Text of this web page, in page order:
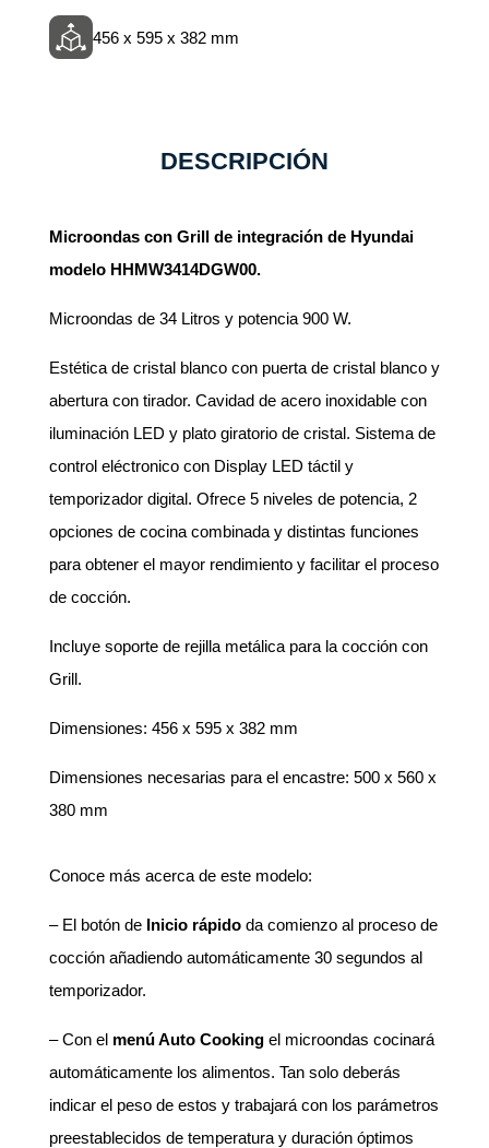
456 x 595 x 382 mm
DESCRIPCIÓN
Microondas con Grill de integración de Hyundai
modelo HHMW3414DGW00.
Microondas de 34 Litros y potencia 900 W.
Estética de cristal blanco con puerta de cristal blanco y
abertura con tirador. Cavidad de acero inoxidable con
iluminación LED y plato giratorio de cristal. Sistema de
control eléctronico con Display LED táctil y
temporizador digital. Ofrece 5 niveles de potencia, 2
opciones de cocina combinada y distintas funciones
para obtener el mayor rendimiento y facilitar el proceso
de cocción.
Incluye soporte de rejilla metálica para la cocción con
Grill.
Dimensiones: 456 x 595 x 382 mm
Dimensiones necesarias para el encastre: 500 x 560 x
380 mm
Conoce más acerca de este modelo:
– El botón de Inicio rápidoda comienzo al proceso de
cocción añadiendo automáticamente 30 segundos al
temporizador.
– Con el menú Auto Cookingel microondas cocinará
automáticamente los alimentos. Tan solo deberás
indicar el peso de estos y trabajará con los parámetros
preestablecidos de temperatura y duración óptimos